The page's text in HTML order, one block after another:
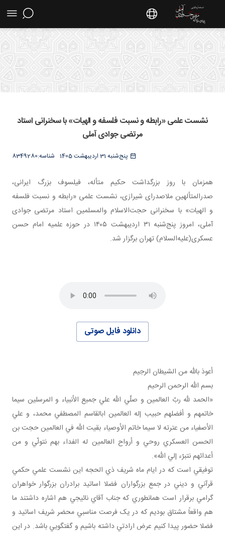
سخنرانی استاد مرتضی جوادی آملی - سایت استاد
مرتضی جوادی آملی
نشست علمی «رابطه و نسبت فلسفه و الهیات» با سخنرانی استاد
مرتضی جوادی آملی
پنج‌شنبه 31 اردیبهشت 1405 8349280شناسه:
همزمان با روز بزرگداشت حکیم متأله، فیلسوف بزرگ ایرانی،
صدرالمتألهین ملاصدرای شیرازی، نشست علمی «رابطه و نسبت فلسفه
و الهیات» با سخنرانی حجت‌الاسلام والمسلمین استاد مرتضی جوادی
آملی، امروز پنج‌شنبه ۳۱ اردیبهشت ۱۴۰۵ در حوزه علمیه امام حسن
عسکری(علیه‌السلام) تهران برگزار شد.
دانلود فایل صوتی
أعوذ بالله من الشيطان الرجيم
بسم الله الرحمن الرحيم
«الحمد لله ربّ العالمين و صلّي الله علي جميع الأنبياء و المرسلين سيما
خاتمهم و أفضلهم حبيب إله العالمين ابالقاسم المصطفي محمد، و علي
الأصفياء من عترته لا سيما خاتم الأوصياء بقيت الله في العالمين حجت بن
الحسن العسکري روحي و أرواح العالمين له الفداء بهم نتولّي و من
أعدائهم نتبرّء إلي الله».
توفيقي است که در ايام ماه شريف ذي الحجه اين نشست علمي حکمي
قرآني و ديني در جمع بزرگواران فضلا اساتيد برادران بزرگوار خواهران
گرامي برقرار است همان‎طوري که جناب آقاي نائيجي هم اشاره داشتند ما
هم واقعاً مشتاق بوديم که در يک فرصت مناسبي محضر شريف اساتيد و
فضلا حضور پيدا کنيم عرض ارادتي داشته باشيم و گفتگويي باشد. در اين